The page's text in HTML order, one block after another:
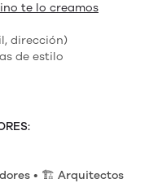
te lo creamos
dirección)
de estilo
• 🏗️ Arquitectos